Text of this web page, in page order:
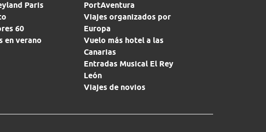
Paris
60
en verano
PortAventura
Viajes organizados por
Europa
Vuelo más hotel a las
Canarias
Entradas Musical El Rey
León
Viajes de novios